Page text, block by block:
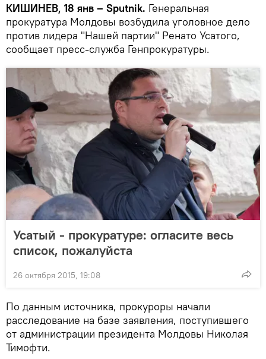
КИШИНЕВ, 18 янв – Sputnik. Генеральная
прокуратура Молдовы возбудила уголовное дело
против лидера "Нашей партии" Ренато Усатого,
сообщает пресс-служба Генпрокуратуры.
Усатый - прокуратуре: огласите весь
список, пожалуйста
26 октября 2015, 19:08
По данным источника, прокуроры начали
расследование на базе заявления, поступившего
от администрации президента Молдовы Николая
Тимофти.